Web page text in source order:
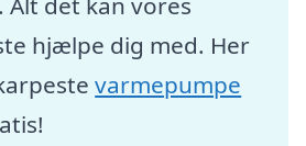
hjælpe dig med. Her
varmepumpe